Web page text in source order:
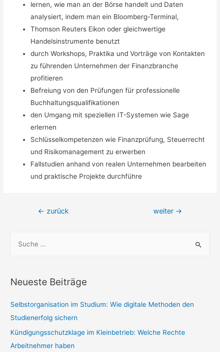
lernen, wie man an der Börse handelt und Daten
analysiert, indem man ein Bloomberg-Terminal,
Thomson Reuters Eikon oder gleichwertige
Handelsinstrumente benutzt
durch Workshops, Praktika und Vorträge von Kontakten
zu führenden Unternehmen der Finanzbranche
profitieren
Befreiung von den Prüfungen für professionelle
Buchhaltungsqualifikationen
den Umgang mit speziellen IT-Systemen wie Sage
erlernen
Schlüsselkompetenzen wie Finanzprüfung, Steuerrecht
und Risikomanagement zu erwerben
Fallstudien anhand von realen Unternehmen bearbeiten
und praktische Projekte durchführe
Beitragsnavigation
← zurück weiter →
h
n
n
a
c
Neueste Beiträge
Selbstorganisation im Studium: Wie digitale Methoden den
Studienerfolg sichern
Kündigungsschutzklage im Kleinbetrieb: Welche Rechte
Arbeitnehmer haben